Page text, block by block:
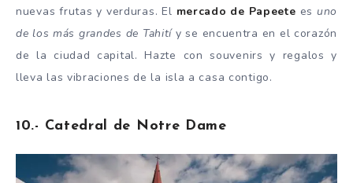
nuevas frutas y verduras. El mercado de Papeete es uno
de los más grandes de Tahitíy se encuentra en el corazón
de la ciudad capital. Hazte con souvenirs y regalos y
lleva las vibraciones de la isla a casa contigo.
10.- Catedral de Notre Dame